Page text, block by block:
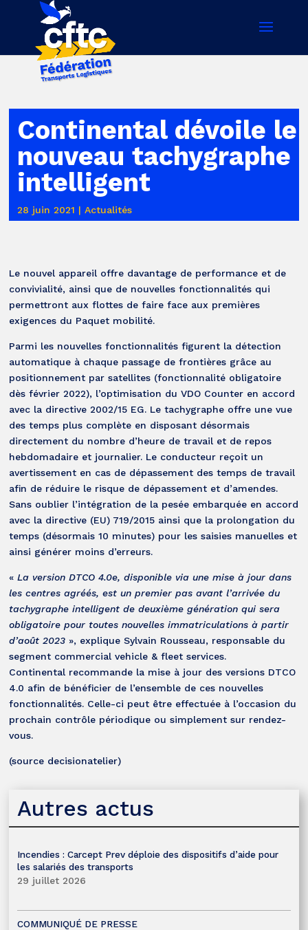
Continental dévoile le
nouveau tachygraphe
intelligent
28 juin 2021 |Actualités
Le nouvel appareil offre davantage de performance et de
convivialité, ainsi que de nouvelles fonctionnalités qui
permettront aux flottes de faire face aux premières
exigences du Paquet mobilité.
Parmi les nouvelles fonctionnalités figurent la détection
automatique à chaque passage de frontières grâce au
positionnement par satellites (fonctionnalité obligatoire
dès février 2022), l’optimisation du VDO Counter en accord
avec la directive 2002/15 EG. Le tachygraphe offre une vue
des temps plus complète en disposant désormais
directement du nombre d’heure de travail et de repos
hebdomadaire et journalier. Le conducteur reçoit un
avertissement en cas de dépassement des temps de travail
afin de réduire le risque de dépassement et d’amendes.
Sans oublier l’intégration de la pesée embarquée en accord
avec la directive (EU) 719/2015 ainsi que la prolongation du
temps (désormais 10 minutes) pour les saisies manuelles et
ainsi générer moins d’erreurs.
«La version DTCO 4.0e, disponible via une mise à jour dans
les centres agréés, est un premier pas avant l’arrivée du
tachygraphe intelligent de deuxième génération qui sera
obligatoire pour toutes nouvelles immatriculations à partir
d’août 2023 », explique Sylvain Rousseau, responsable du
segment commercial vehicle & fleet services.
Continental recommande la mise à jour des versions DTCO
4.0 afin de bénéficier de l’ensemble de ces nouvelles
fonctionnalités. Celle-ci peut être effectuée à l’occasion du
prochain contrôle périodique ou simplement sur rendez-
vous.
(source decisionatelier)
Autres actus
Incendies : Carcept Prev déploie des dispositifs d’aide pour
les salariés des transports
29 juillet 2026
COMMUNIQUÉ DE PRESSE